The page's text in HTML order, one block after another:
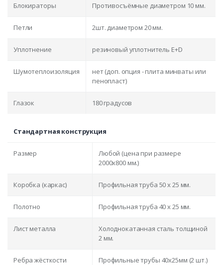
Блокираторы Противосъёмные диаметром 10 мм.
Петли 2шт. диаметром 20 мм.
Уплотнение резиновый уплотнитель E+D
Шумотеплоизоляция
нет (доп. опция - плита минваты или
пенопласт)
Глазок 180 градусов
Стандартная конструкция
Размер
Любой (цена при размере
2000x800 мм.)
Коробка (каркас) Профильная труба 50 х 25 мм.
Полотно Профильная труба 40 х 25 мм.
Лист металла
Холоднокатанная сталь толщиной
2 мм.
Ребра жёсткости Профильные трубы 40х25мм (2 шт.)